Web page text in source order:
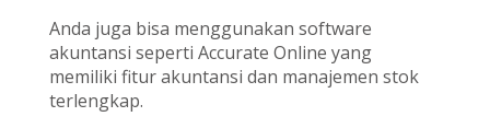
Anda juga bisa menggunakan software
akuntansi seperti Accurate Online yang
memiliki fitur akuntansi dan manajemen stok
terlengkap.